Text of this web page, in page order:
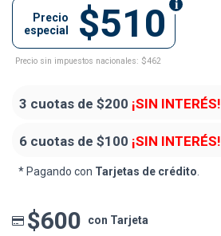
$510
Precio
especial
Precio sin impuestos nacionales: $462
3 cuotas de $200 ¡SIN INTERÉS!
6 cuotas de $100 ¡SIN INTERÉS!
* Pagando con Tarjetas de crédito
$600 con Tarjeta